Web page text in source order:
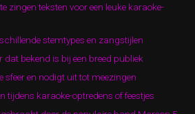
zingen teksten voor een leuke karaoke-
stemtypes en zangstijlen
bekend is bij een breed publiek
sfeer en nodigt uit tot meezingen
tijdens karaoke-optredens of feestjes